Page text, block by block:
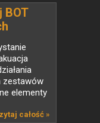
BOT
zestawów
elementy
całość »